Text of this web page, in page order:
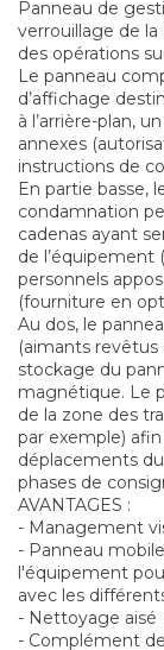
Panneau de
verrouillage de
des opérations
Le panneau
d’affichage
à l’arrière-plan,
annexes
instructions de
En partie basse,
condamnation
cadenas ayant
de l’équipement
personnels
(fourniture en
Au dos, le
(aimants
stockage du
magnétique. Le
de la zone des
par exemple)
déplacements
phases de
AVANTAGES :
- Management
- Panneau
l'équipement
avec les
- Nettoyage aisé
- Complément